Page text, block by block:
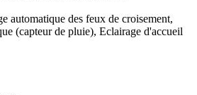
automatique des feux de croisement,
(capteur de pluie), Eclairage d'accueil